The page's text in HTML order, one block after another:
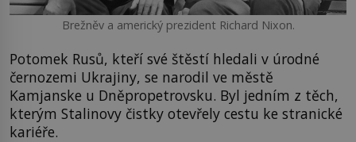
Brežněv a americký prezident Richard Nixon.
Potomek Rusů, kteří své štěstí hledali v úrodné
černozemi Ukrajiny, se narodil ve městě
Kamjanske u Dněpropetrovsku. Byl jedním z těch,
kterým Stalinovy čistky otevřely cestu ke stranické
kariéře.